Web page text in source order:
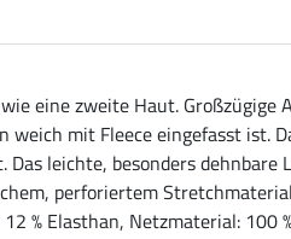
eine zweite Haut. Großzügige
mit Fleece eingefasst ist.
leichte, besonders dehnbare
perforiertem
% Elasthan, Netzmaterial: 100